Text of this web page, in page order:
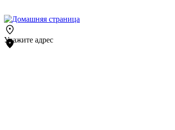
Укажите адрес